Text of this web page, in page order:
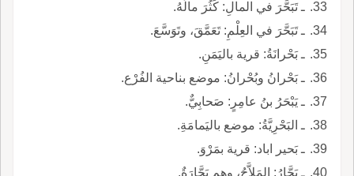
ـ تَبَحَّرَ في المالِ: كَثُرَ مالُهُ.
ـ تَبَحَّرَ في العِلْمِ: تَعَمَّقَ، وتَوَسَّعَ.
ـ بَحْرانَةُ: قرية باليَمَنِ.
ـ بَحْرانُ وبُحْرانُ: موضع بناحية الفُرْع.
ـ يَبْحَرُ بنُ عامِرٍ: صَحابِيٌّ.
ـ البَحْرِيَّةُ: موضع باليَمامَةِ.
ـ بَحير اباد: قرية بمَرْوَ.
ـ بَحَّارُ: المَلاَّحُ، وهم بَحَّارَةٌ.